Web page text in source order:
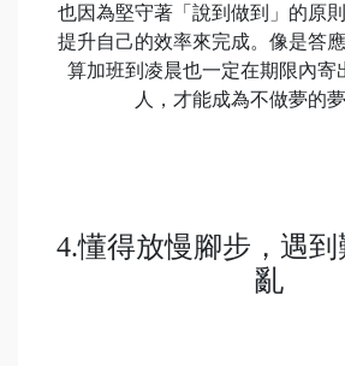
也因為堅守著「說到做到」的原
提升自己的效率來完成。像是答
算加班到凌晨也一定在期限內寄
人，才能成為不做夢的夢
4.懂得放慢腳步，遇
亂